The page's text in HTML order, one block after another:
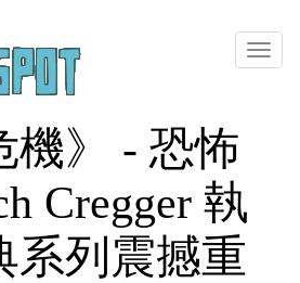
Toggle
機》 - 恐怖
Cregger 執
系列震撼重